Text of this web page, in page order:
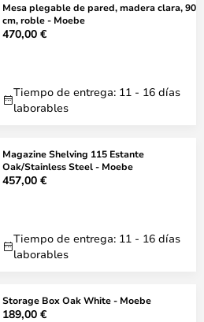
Mesa plegable de pared, madera clara, 90
cm, roble - Moebe
470,00 €
Tiempo de entrega: 11 - 16 días
laborables
Magazine Shelving 115 Estante
Oak/Stainless Steel - Moebe
457,00 €
Tiempo de entrega: 11 - 16 días
laborables
Storage Box Oak White - Moebe
189,00 €